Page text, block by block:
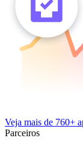
Veja mais de 760+
Parceiros